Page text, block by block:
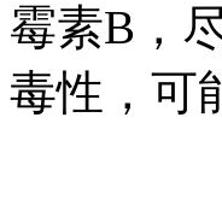
霉素B，
毒性，可